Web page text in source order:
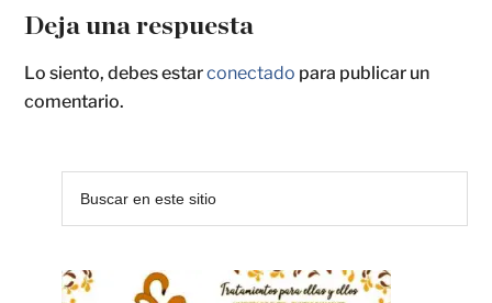
Deja una respuesta
Lo siento, debes estarconectado para publicar un
comentario.